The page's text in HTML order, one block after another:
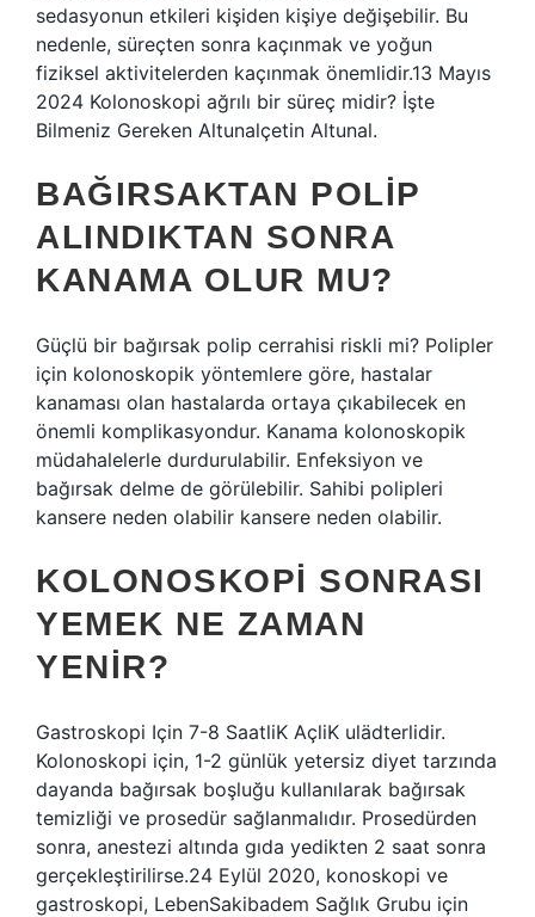
sedasyonun etkileri kişiden kişiye değişebilir. Bu
nedenle, süreçten sonra kaçınmak ve yoğun
fiziksel aktivitelerden kaçınmak önemlidir.13 Mayıs
2024 Kolonoskopi ağrılı bir süreç midir? İşte
Bilmeniz Gereken Altunalçetin Altunal.
BAĞIRSAKTAN POLIP
ALINDIKTAN SONRA
KANAMA OLUR MU?
Güçlü bir bağırsak polip cerrahisi riskli mi? Polipler
için kolonoskopik yöntemlere göre, hastalar
kanaması olan hastalarda ortaya çıkabilecek en
önemli komplikasyondur. Kanama kolonoskopik
müdahalelerle durdurulabilir. Enfeksiyon ve
bağırsak delme de görülebilir. Sahibi polipleri
kansere neden olabilir kansere neden olabilir.
KOLONOSKOPI SONRASI
YEMEK NE ZAMAN
YENIR?
Gastroskopi Için 7-8 SaatliK AçliK ulädterlidir.
Kolonoskopi için, 1-2 günlük yetersiz diyet tarzında
dayanda bağırsak boşluğu kullanılarak bağırsak
temizliği ve prosedür sağlanmalıdır. Prosedürden
sonra, anestezi altında gıda yedikten 2 saat sonra
gerçekleştirilirse.24 Eylül 2020, konoskopi ve
gastroskopi, LebenSakibadem Sağlık Grubu için